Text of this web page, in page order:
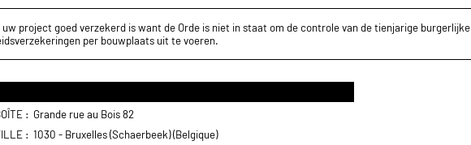
project goed verzekerd is want de Orde is niet in staat om de controle van de tienjarige burgerlijke
per bouwplaats uit te voeren.
: Grande rue au Bois 82
: 1030 - Bruxelles (Schaerbeek) (Belgique)